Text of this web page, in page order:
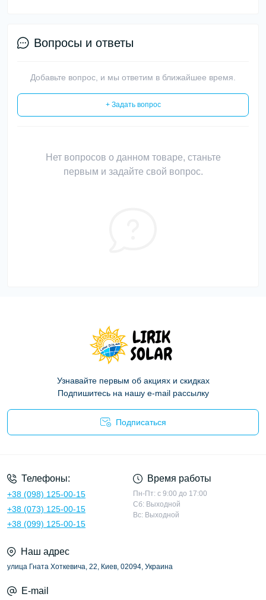
Вопросы и ответы
Добавьте вопрос, и мы ответим в ближайшее время.
+ Задать вопрос
Нет вопросов о данном товаре, станьте
первым и задайте свой вопрос.
Узнавайте первым об акциях и скидках
Подпишитесь на нашу e-mail рассылку
Подписаться
Телефоны:
+38 (098) 125-00-15
+38 (073) 125-00-15
+38 (099) 125-00-15
Время работы
Пн-Пт: с 9:00 до 17:00
Сб: Выходной
Вс: Выходной
Наш адрес
улица Гната Хоткевича, 22, Киев, 02094, Украина
E-mail